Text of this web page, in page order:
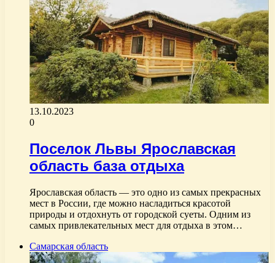
13.10.2023
0
Поселок Львы Ярославская
область база отдыха
Ярославская область — это одно из самых прекрасных
мест в России, где можно насладиться красотой
природы и отдохнуть от городской суеты. Одним из
самых привлекательных мест для отдыха в этом…
Самарская область